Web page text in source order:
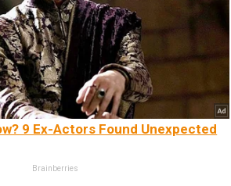
9 Ex-Actors Found Unexpected
Brainberries